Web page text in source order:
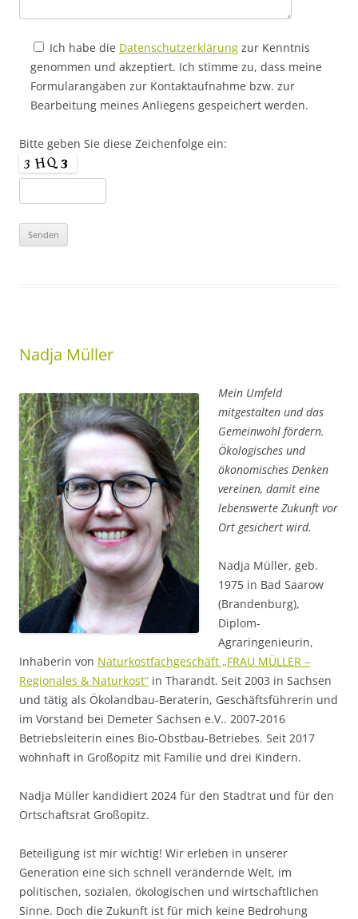
Ich habe die Datenschutzerklärung zur Kenntnis
genommen und akzeptiert. Ich stimme zu, dass meine
Formularangaben zur Kontaktaufnahme bzw. zur
Bearbeitung meines Anliegens gespeichert werden.
Bitte geben Sie diese Zeichenfolge ein:
Nadja Müller
Mein Umfeld
mitgestalten und das
Gemeinwohl fördern.
Ökologisches und
ökonomisches Denken
vereinen, damit eine
lebenswerte Zukunft vor
Ort gesichert wird.
Nadja Müller, geb.
1975 in Bad Saarow
(Brandenburg),
Diplom-
Agraringenieurin,
Inhaberin von Naturkostfachgeschäft „FRAU MÜLLER –
Regionales & Naturkost“ in Tharandt. Seit 2003 in Sachsen
und tätig als Ökolandbau-Beraterin, Geschäftsführerin und
im Vorstand bei Demeter Sachsen e.V.. 2007-2016
Betriebsleiterin eines Bio-Obstbau-Betriebes. Seit 2017
wohnhaft in Großopitz mit Familie und drei Kindern.
Nadja Müller kandidiert 2024 für den Stadtrat und für den
Ortschaftsrat Großopitz.
Beteiligung ist mir wichtig! Wir erleben in unserer
Generation eine sich schnell verändernde Welt, im
politischen, sozialen, ökologischen und wirtschaftlichen
Sinne. Doch die Zukunft ist für mich keine Bedrohung